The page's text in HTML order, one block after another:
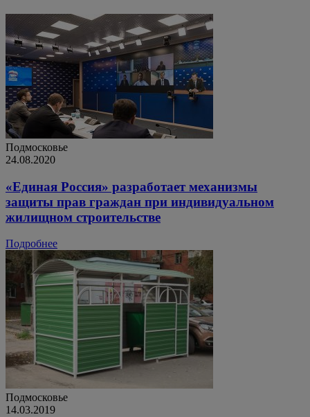
Подмосковье
24.08.2020
«Единая Россия» разработает механизмы
защиты прав граждан при индивидуальном
жилищном строительстве
Подробнее
Подмосковье
14.03.2019